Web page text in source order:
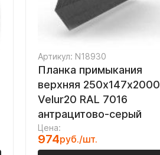
Артикул: N18930
Планка примыкания
верхняя 250х147х2000
Velur20 RAL 7016
антрацитово-серый
Цена:
974руб./шт.